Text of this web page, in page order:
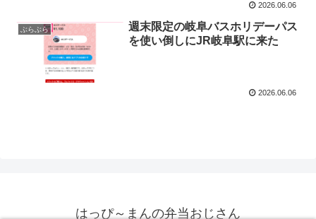
2026.06.06
ぶらぶら
週末限定の岐阜バスホリデーパス
を使い倒しにJR岐阜駅に来た
2026.06.06
はっぴ～まんの弁当おじさん